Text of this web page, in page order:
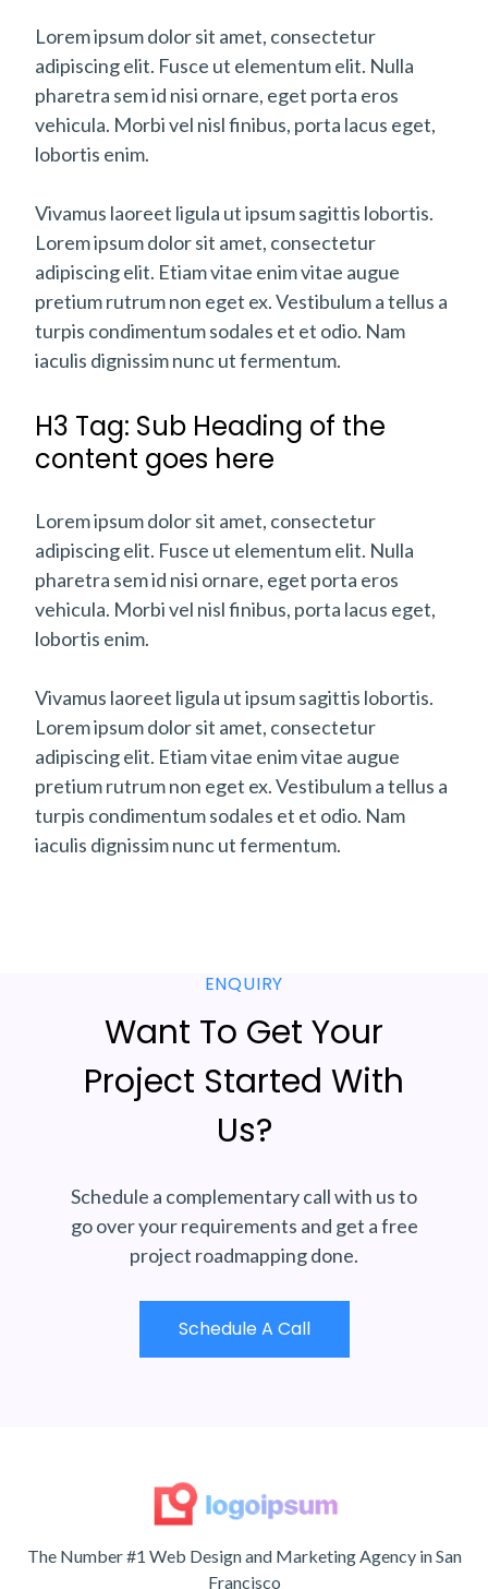
Lorem ipsum dolor sit amet, consectetur
adipiscing elit. Fusce ut elementum elit. Nulla
pharetra sem id nisi ornare, eget porta eros
vehicula. Morbi vel nisl finibus, porta lacus eget,
lobortis enim.
Vivamus laoreet ligula ut ipsum sagittis lobortis.
Lorem ipsum dolor sit amet, consectetur
adipiscing elit. Etiam vitae enim vitae augue
pretium rutrum non eget ex. Vestibulum a tellus a
turpis condimentum sodales et et odio. Nam
iaculis dignissim nunc ut fermentum.
H3 Tag: Sub Heading of the
content goes here
Lorem ipsum dolor sit amet, consectetur
adipiscing elit. Fusce ut elementum elit. Nulla
pharetra sem id nisi ornare, eget porta eros
vehicula. Morbi vel nisl finibus, porta lacus eget,
lobortis enim.
Vivamus laoreet ligula ut ipsum sagittis lobortis.
Lorem ipsum dolor sit amet, consectetur
adipiscing elit. Etiam vitae enim vitae augue
pretium rutrum non eget ex. Vestibulum a tellus a
turpis condimentum sodales et et odio. Nam
iaculis dignissim nunc ut fermentum.
ENQUIRY
Want To Get Your
Project Started With
Us?
Schedule a complementary call with us to
go over your requirements and get a free
project roadmapping done.
Schedule A Call
The Number #1 Web Design and Marketing Agency in San
Francisco